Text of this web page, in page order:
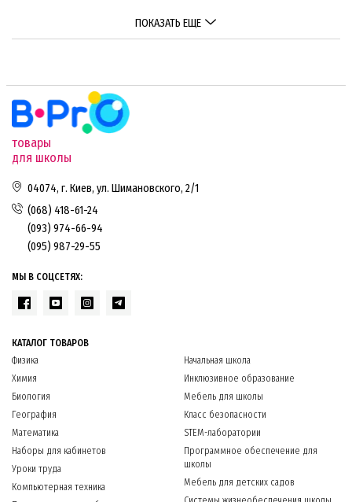
ПОКАЗАТЬ ЕЩЕ
товары
для школы
04074, г. Киев, ул. Шимановского, 2/1
(068) 418-61-24
(093) 974-66-94
(095) 987-29-55
МЫ В СОЦСЕТЯХ:
КАТАЛОГ ТОВАРОВ
Физика
Химия
Биология
География
Математика
Наборы для кабинетов
Уроки труда
Компьютерная техника
Начальная школа
Инклюзивное образование
Мебель для школы
Класс безопасности
STEM-лаборатории
Программное обеспечение для
школы
Мебель для детских садов